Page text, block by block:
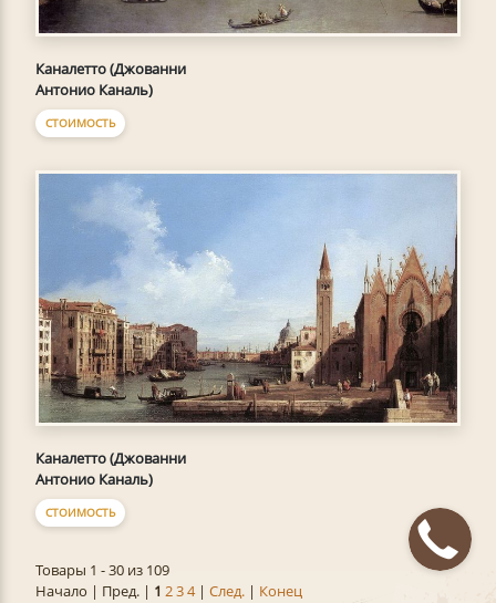
Каналетто (Джованни
Антонио Каналь)
СТОИМОСТЬ
Каналетто (Джованни
Антонио Каналь)
СТОИМОСТЬ
Товары 1 - 30 из 109
Начало | Пред. | 1 234| След. | Конец